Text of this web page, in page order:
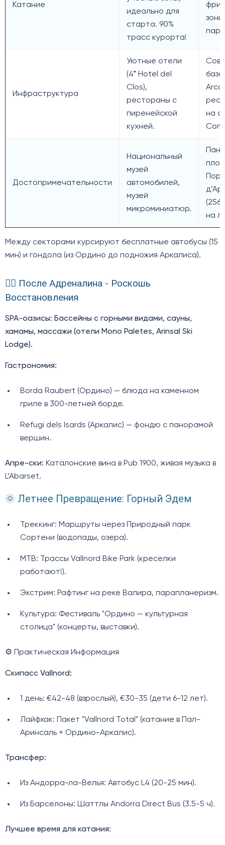
Катание
идеально для
старта. 90%
трасс курорта!
Инфраструктура
Уютные отели
(4* Hotel del
Clos),
рестораны с
пиренейской
кухней.
на
Достопримечательности
Национальный
музей
автомобилей,
музей
микроминиатюр.
Порт
на
Между секторами курсируют бесплатные автобусы (15
мин) и гондола (из Ордино до подножия Аркалиса).
🧖‍♂️ После Адреналина - Роскошь
Восстановления
SPA-оазисы: Бассейны с горными видами, сауны,
хамамы, массажи (отели Mono Paletes, Arinsal Ski
Lodge).
Гастрономия:
Borda Raubert (Ордино) — блюда на каменном
гриле в 300-летней борде.
Refugi dels Isards (Аркалис) — фондю с панорамой
вершин.
Апре-ски: Каталонские вина в Pub 1900, живая музыка в
L’Abarset.
🌞 Летнее Превращение: Горный Эдем
Треккинг: Маршруты через Природный парк
Сортени (водопады, озера).
MTB: Трассы Vallnord Bike Park (креселки
работают!).
Экстрим: Рафтинг на реке Валира, парапланеризм.
Культура: Фестиваль "Ордино — культурная
столица" (концерты, выставки).
⚙️ Практическая Информация
Скипасс Vallnord:
1 день: €42-48 (взрослый), €30-35 (дети 6-12 лет).
Лайфхак: Пакет "Vallnord Total" (катание в Пал-
Аринсаль + Ордино-Аркалис).
Трансфер:
Из Андорра-ла-Велья: Автобус L4 (20-25 мин).
Из Барселоны: Шаттлы Andorra Direct Bus (3.5-5 ч).
Лучшее время для катания: